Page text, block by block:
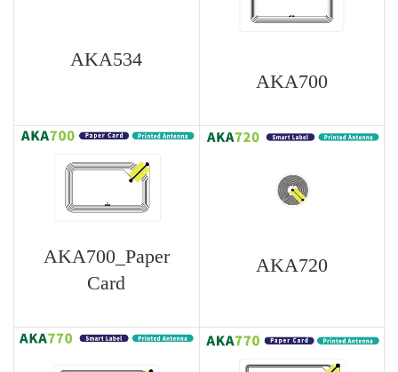
AKA534
AKA700
AKA700_Paper
Card
AKA720